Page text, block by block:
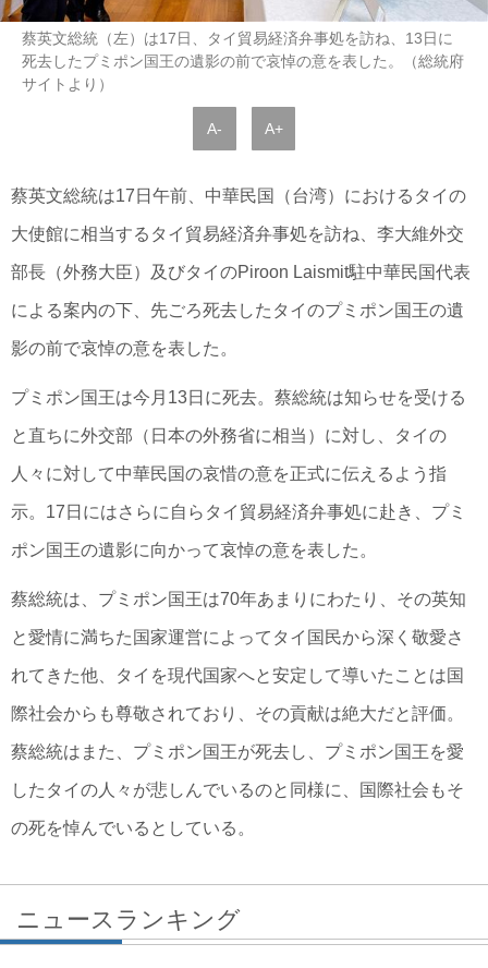
蔡英文総統（左）は17日、タイ貿易経済弁事処を訪ね、13日に
死去したプミポン国王の遺影の前で哀悼の意を表した。（総統府
サイトより）
A- A+
蔡英文総統は17日午前、中華民国（台湾）におけるタイの
大使館に相当するタイ貿易経済弁事処を訪ね、李大維外交
部長（外務大臣）及びタイのPiroon Laismit駐中華民国代表
による案内の下、先ごろ死去したタイのプミポン国王の遺
影の前で哀悼の意を表した。
プミポン国王は今月13日に死去。蔡総統は知らせを受ける
と直ちに外交部（日本の外務省に相当）に対し、タイの
人々に対して中華民国の哀惜の意を正式に伝えるよう指
示。17日にはさらに自らタイ貿易経済弁事処に赴き、プミ
ポン国王の遺影に向かって哀悼の意を表した。
蔡総統は、プミポン国王は70年あまりにわたり、その英知
と愛情に満ちた国家運営によってタイ国民から深く敬愛さ
れてきた他、タイを現代国家へと安定して導いたことは国
際社会からも尊敬されており、その貢献は絶大だと評価。
蔡総統はまた、プミポン国王が死去し、プミポン国王を愛
したタイの人々が悲しんでいるのと同様に、国際社会もそ
の死を悼んでいるとしている。
ニュースランキング